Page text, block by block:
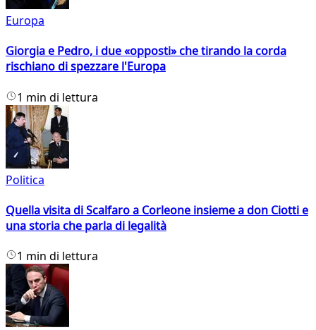
Europa
Giorgia e Pedro, i due «opposti» che tirando la corda
rischiano di spezzare l'Europa
1 min di lettura
Politica
Quella visita di Scalfaro a Corleone insieme a don Ciotti e
una storia che parla di legalità
1 min di lettura